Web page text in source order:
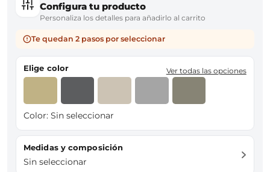
Configura tu producto
Personaliza los detalles para añadirlo al carrito
Te quedan 2 pasos por seleccionar
Elige color Ver todas las opciones
Color: Sin seleccionar
Medidas y composición
Sin seleccionar